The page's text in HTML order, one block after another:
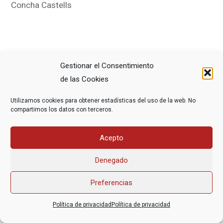
Gestionar el Consentimiento
de las Cookies
Utilizamos cookies para obtener estadísticas del uso de la web. No
compartimos los datos con terceros.
Acepto
Denegado
Preferencias
Política de privacidad Política de privacidad
Concha Castells
informacion@derechoamorir.org- 91 369 17 46